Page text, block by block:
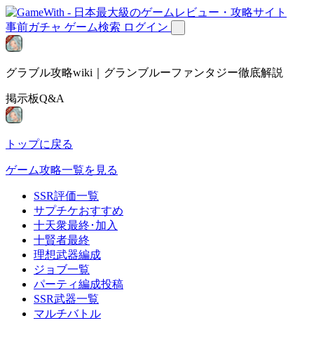
事前ガチャ ゲーム検索 ログイン
グラブル攻略wiki｜グランブルーファンタジー徹底解説
掲示板Q&A
トップに戻る
ゲーム攻略一覧を見る
SSR評価一覧
サプチケおすすめ
十天衆最終･加入
十賢者最終
理想武器編成
ジョブ一覧
パーティ編成投稿
SSR武器一覧
マルチバトル